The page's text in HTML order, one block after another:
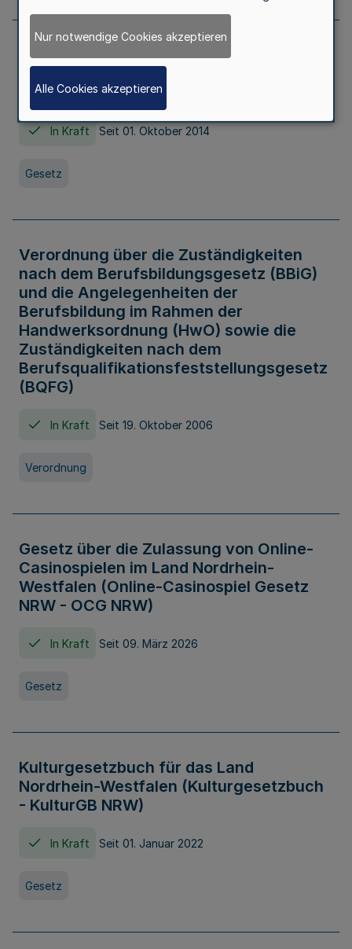
Gesetz über die Hochschulen des Landes
Nordrhein-Westfalen (Hochschulgesetz -
HG)
In Kraft Seit 01. Oktober 2014
Gesetz
Verordnung über die Zuständigkeiten
nach dem Berufsbildungsgesetz (BBiG)
und die Angelegenheiten der
Berufsbildung im Rahmen der
Handwerksordnung (HwO) sowie die
Zuständigkeiten nach dem
Berufsqualifikationsfeststellungsgesetz
(BQFG)
In Kraft Seit 19. Oktober 2006
Verordnung
Gesetz über die Zulassung von Online-
Casinospielen im Land Nordrhein-
Westfalen (Online-Casinospiel Gesetz
NRW - OCG NRW)
In Kraft Seit 09. März 2026
Gesetz
Kulturgesetzbuch für das Land
Nordrhein-Westfalen (Kulturgesetzbuch
- KulturGB NRW)
In Kraft Seit 01. Januar 2022
Gesetz
Nur notwendige Cookies akzeptieren
Alle Cookies akzeptieren